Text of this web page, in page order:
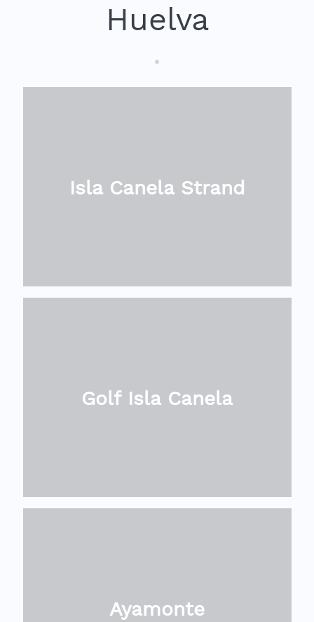
Huelva
Isla Canela Strand
Golf Isla Canela
Ayamonte